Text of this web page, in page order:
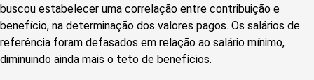
buscou estabelecer uma correlação entre contribuição e
benefício, na determinação dos valores pagos. Os salários de
referência foram defasados em relação ao salário mínimo,
diminuindo ainda mais o teto de benefícios.